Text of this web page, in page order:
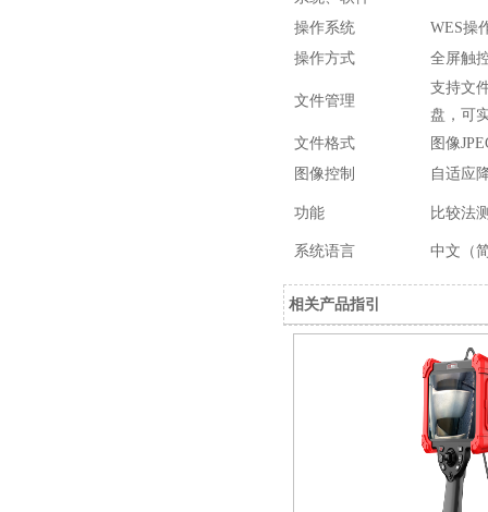
操作系统
WES操
操作方式
全屏触
文件管理
支持文
盘，可
文件格式
图像
图像控制
自适应
功能 比较法
系统语言 中文（
相关产品指引